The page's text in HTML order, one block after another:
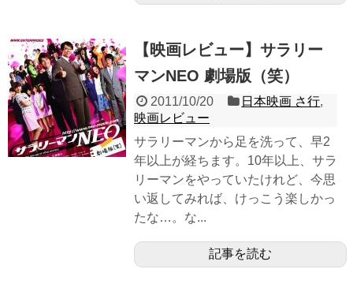
【映画レビュー】サラリー
マンNEO 劇場版（笑）
2011/10/20 日本映画 さ行,
映画レビュー
サラリーマンから足を洗って、早2
年以上が経ちます。10年以上、サラ
リーマンをやっていたけれど、今思
い返してみれば、けっこう楽しかっ
たな…。な...
記事を読む